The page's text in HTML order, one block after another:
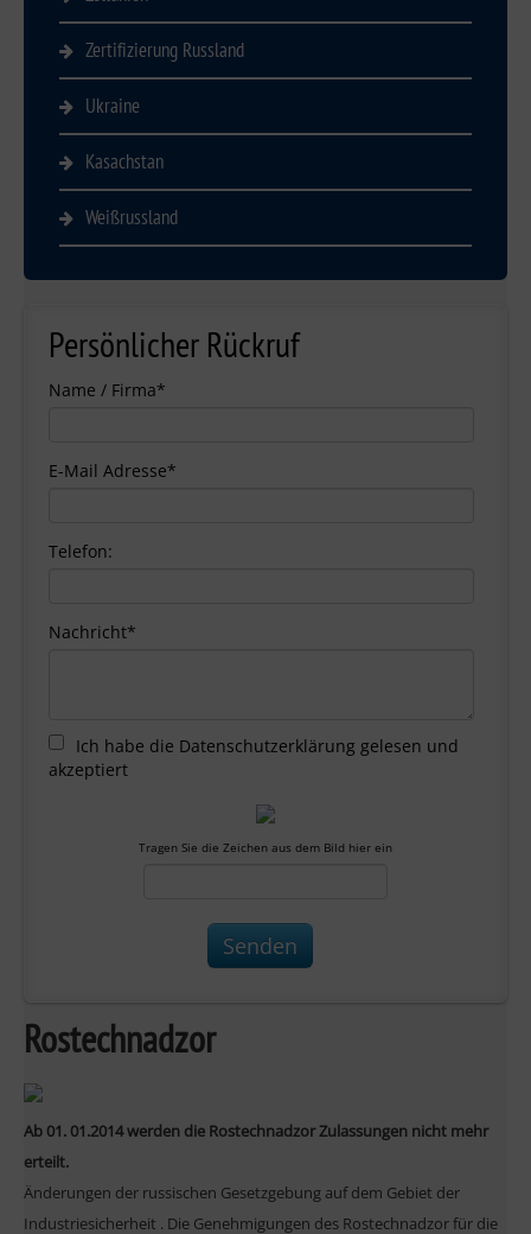
Zertifizierung Russland
Ukraine
Kasachstan
Weißrussland
Persönlicher Rückruf
Name / Firma*
E-Mail Adresse*
Telefon:
Nachricht*
Ich habe die Datenschutzerklärung gelesen und
akzeptiert
Tragen Sie die Zeichen aus dem Bild hier ein
Rostechnadzor
Ab 01. 01.2014 werden die Rostechnadzor Zulassungen nicht mehr
erteilt.
Änderungen der russischen Gesetzgebung auf dem Gebiet der
Industriesicherheit . Die Genehmigungen des Rostechnadzor für die